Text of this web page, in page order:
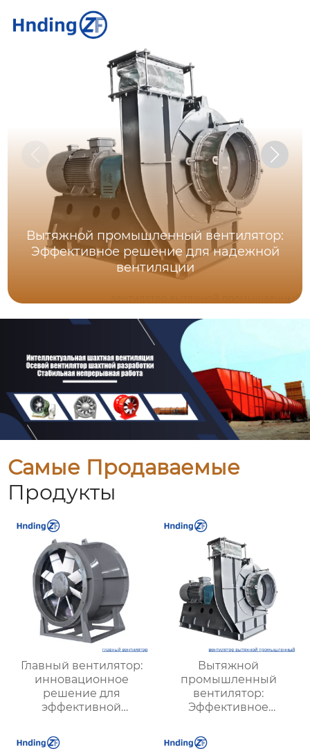
Вытяжной промышленный вентилятор:
Эффективное решение для надежной
вентиляции
Самые Продаваемые
Продукты
Главный вентилятор:
инновационное
решение для
эффективной
оптимизации работы
Вытяжной
промышленный
вентилятор:
Эффективное
надежной вентиляции